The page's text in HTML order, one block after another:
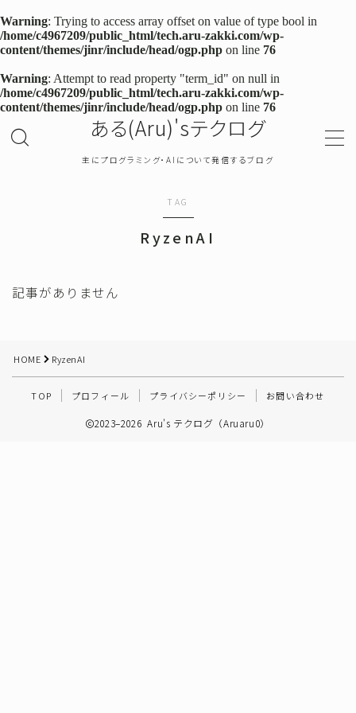
Warning: Trying to access array offset on value of type bool in
/home/c4967209/public_html/tech.aru-zakki.com/wp-
content/themes/jinr/include/head/ogp.php on line 76
Warning: Attempt to read property "term_id" on null in
/home/c4967209/public_html/tech.aru-zakki.com/wp-
content/themes/jinr/include/head/ogp.php on line 76
ある(Aru)'sテクログ
主にプログラミング・AIについて発信するブログ
MENU
TOP
プライバシーポリシー
プログラミング
その他
TAG
RyzenAI
記事がありません
HOME RyzenAI
TOP プロフィール プライバシーポリシー お問い合わせ
2023–2026 Aru's テクログ（Aruaru0）